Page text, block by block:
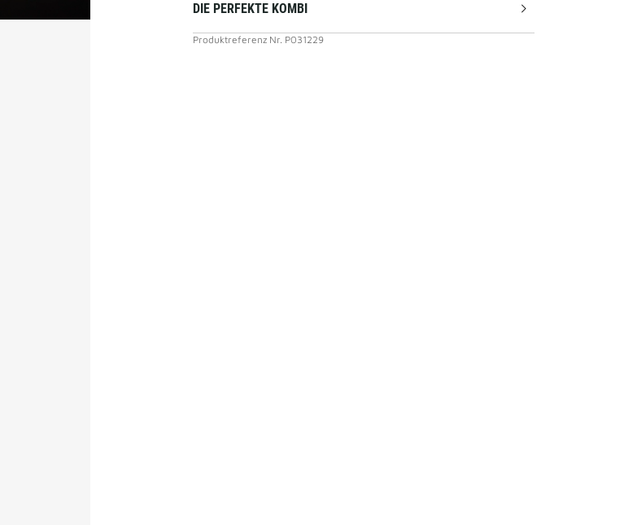
DIE PERFEKTE KOMBI
Produktreferenz Nr. P031229